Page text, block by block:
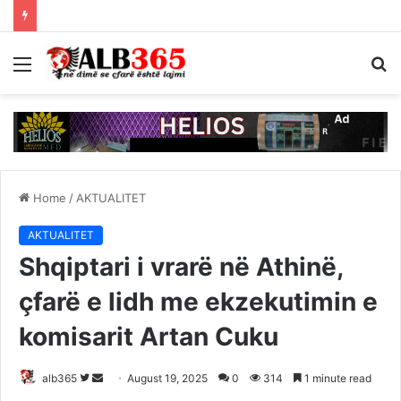
Menu
Home / AKTUALITET
AKTUALITET
Shqiptari i vrarë në Athinë,
çfarë e lidh me ekzekutimin e
komisarit Artan Cuku
alb365
Follow
Send August 19, 2025 0 314 1 minute read